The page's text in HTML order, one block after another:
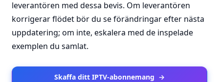
leverantören med dessa bevis. Om leverantören
korrigerar flödet bör du se förändringar efter nästa
uppdatering; om inte, eskalera med de inspelade
exemplen du samlat.
Skaffa ditt IPTV-abonnemang →